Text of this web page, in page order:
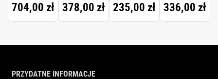
704,00 zł 378,00 zł 235,00 zł
30ML
336,00 zł
PRZYDATNE INFORMACJE